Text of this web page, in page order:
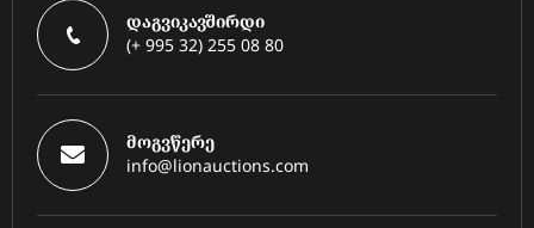
დაგვიკავშირდი
(+ 995 32) 255 08 80
მოგვწერე
info@lionauctions.com